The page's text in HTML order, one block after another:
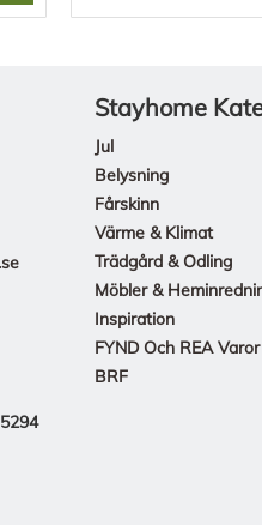
Stayhome
Jul
Belysning
Fårskinn
Värme & Klimat
Trädgård & Odling
Möbler &
Inspiration
FYND Och REA Varor
BRF